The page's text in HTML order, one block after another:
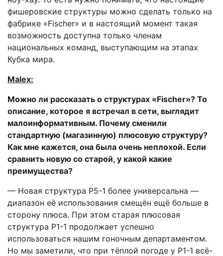
фишеровские структуры можно сделать только на
фабрике «Fischer» и в настоящий момент такая
возможность доступна только членам
национальных команд, выступающим на этапах
Кубка мира.
Malex:
Можно ли рассказать о структурах «Fischer»? То
описание, которое я встречал в сети, выглядит
малоинформативным. Почему сменили
стандартную (магазинную) плюсовую структуру?
Как мне кажется, она была очень неплохой. Если
сравнить новую со старой, у какой какие
преимущества?
— Новая структура Р5-1 более универсальна —
диапазон её использования смещён ещё больше в
сторону плюса. При этом старая плюсовая
структура Р1-1 продолжает успешно
использоваться нашим гоночным департаментом.
Но мы заметили, что при тёплой погоде у Р1-1 всё-